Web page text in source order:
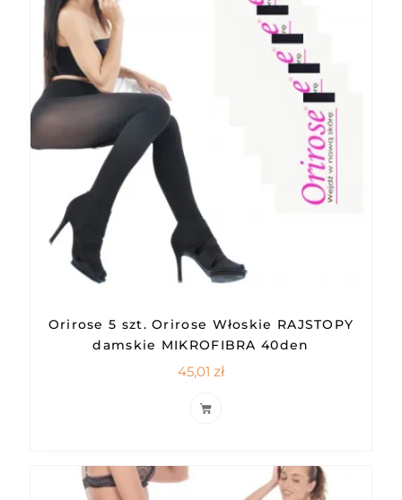
Orirose 5 szt. Orirose Włoskie RAJSTOPY
damskie MIKROFIBRA 40den
45,01 zł